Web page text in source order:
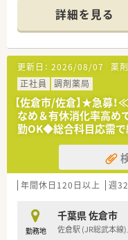
枚の処方箋を受け付
■薬剤師は常勤2名
行っています。
【法人特徴について】
■千葉県を中心に約
開している企業です。
■セルフメディケー
幅広く貢献していま
■看護師やケアマネ
連携を大切にしてい
【こんな取り組みを
■保健師や管理栄養
健康維持を支援して
きる環境です。
■スキルアップの
ける支援制度があ
詳細を見る
更新日： 2026/08/07 薬
正社員
調剤薬局
【佐倉市/佐倉】★急募
なめ＆有休消化率高
勤OK◆総合科目応需で
年間休日120日以上 週
勤務地
千葉県 佐倉市
佐倉駅 (JR総武本線